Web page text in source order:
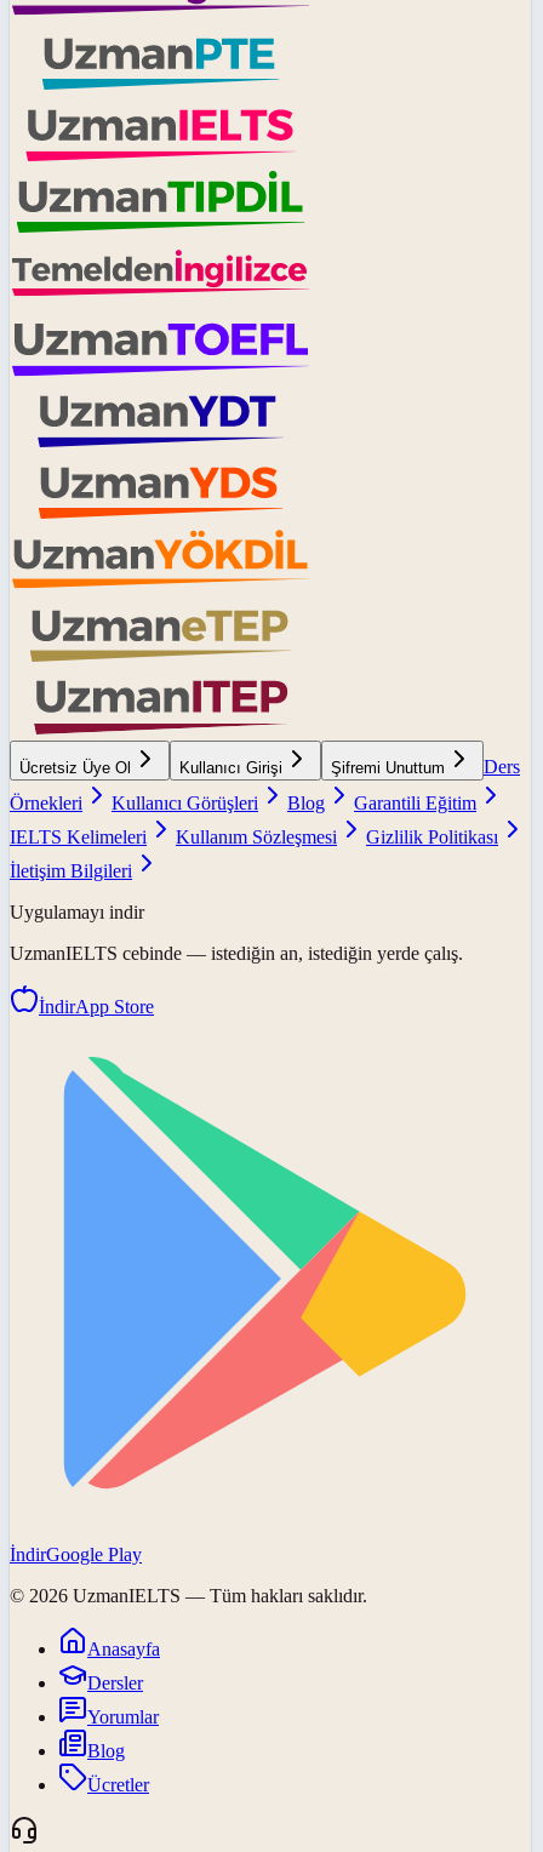
Ücretsiz Üye Ol Kullanıcı Girişi Şifremi Unuttum
Ders
Örnekleri
Kullanıcı Görüşleri Blog
Garantili Eğitim
IELTS Kelimeleri
Kullanım Sözleşmesi
Gizlilik Politikası
İletişim Bilgileri
Uygulamayı indir
UzmanIELTS cebinde — istediğin an, istediğin yerde çalış.
İndirApp Store
İndirGoogle Play
© 2026 UzmanIELTS — Tüm hakları saklıdır.
Anasayfa
Dersler
Yorumlar
Blog
Ücretler